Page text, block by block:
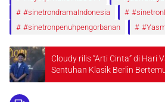
#sinetrondramaIndonesia
#sinetronpenuhpengorbanan
Cloudy rilis “Arti Cinta” di Hari
Sentuhan Klasik Berlin